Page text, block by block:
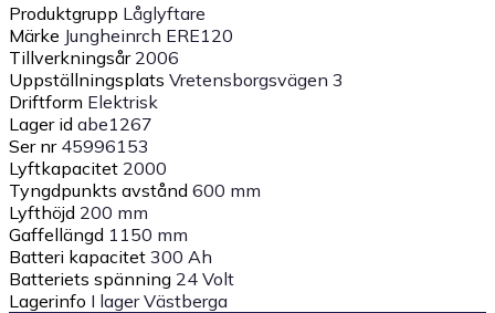
Produktgrupp Låglyftare
Märke Jungheinrch ERE120
Tillverkningsår 2006
Uppställningsplats Vretensborgsvägen 3
Driftform Elektrisk
Lager id abe1267
Ser nr 45996153
Lyftkapacitet 2000
Tyngdpunkts avstånd 600 mm
Lyfthöjd 200 mm
Gaffellängd 1150 mm
Batteri kapacitet 300 Ah
Batteriets spänning 24 Volt
Lagerinfo I lager Västberga